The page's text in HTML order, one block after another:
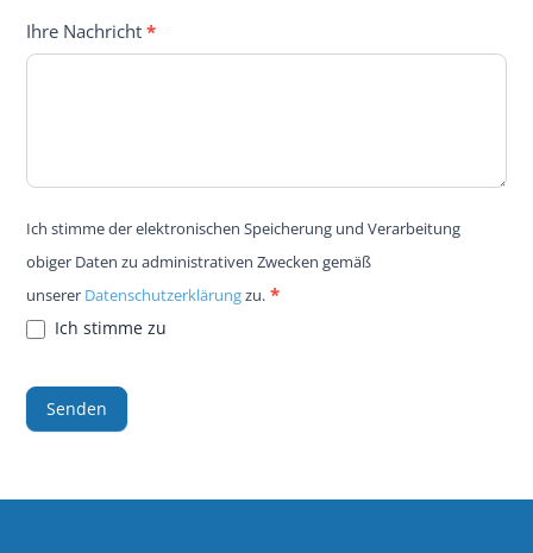
Ihre Nachricht*
Ich stimme der elektronischen Speicherung und Verarbeitung
obiger Daten zu administrativen Zwecken gemäß
unserer Datenschutzerklärungzu. *
Ich stimme zu
Senden